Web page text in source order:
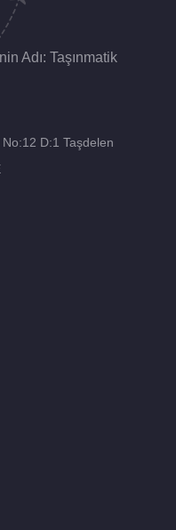
Adı: Taşınmatik
D:1 Taşdelen